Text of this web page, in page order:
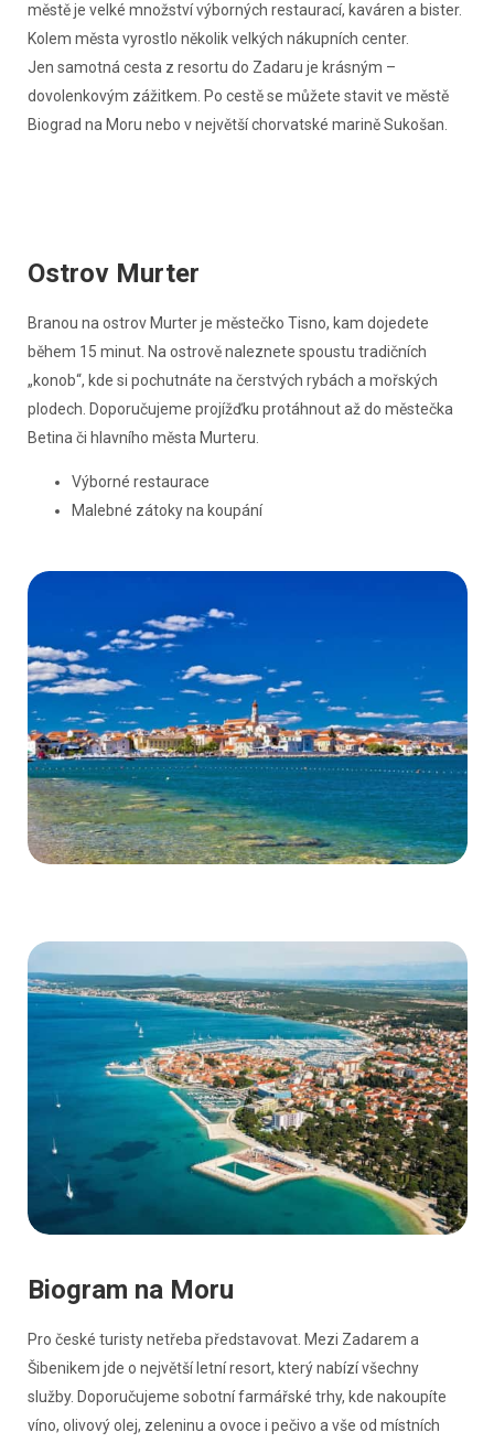
městě je velké množství výborných restaurací, kaváren a bister.
Kolem města vyrostlo několik velkých nákupních center.
Jen samotná cesta z resortu do Zadaru je krásným –
dovolenkovým zážitkem. Po cestě se můžete stavit ve městě
Biograd na Moru nebo v největší chorvatské marině Sukošan.
Ostrov Murter
Branou na ostrov Murter je městečko Tisno, kam dojedete
během 15 minut. Na ostrově naleznete spoustu tradičních
„konob“, kde si pochutnáte na čerstvých rybách a mořských
plodech. Doporučujeme projížďku protáhnout až do městečka
Betina či hlavního města Murteru.
Výborné restaurace
Malebné zátoky na koupání
Biogram na Moru
Pro české turisty netřeba představovat. Mezi Zadarem a
Šibenikem jde o největší letní resort, který nabízí všechny
služby. Doporučujeme sobotní farmářské trhy, kde nakoupíte
víno, olivový olej, zeleninu a ovoce i pečivo a vše od místních